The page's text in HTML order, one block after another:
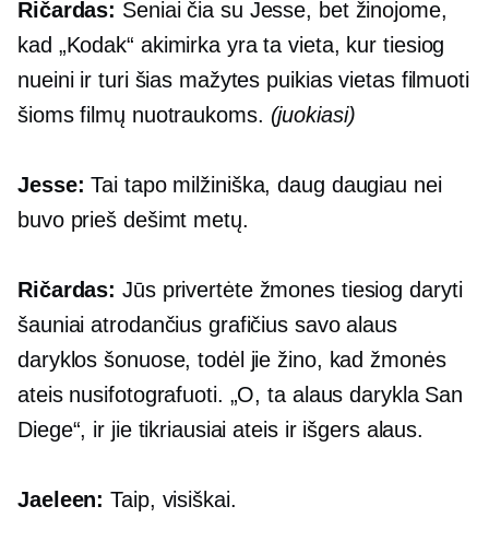
Ričardas: Seniai čia su Jesse, bet žinojome,
kad „Kodak“ akimirka yra ta vieta, kur tiesiog
nueini ir turi šias mažytes puikias vietas filmuoti
šioms filmų nuotraukoms. (juokiasi)
Jesse: Tai tapo milžiniška, daug daugiau nei
buvo prieš dešimt metų.
Ričardas: Jūs privertėte žmones tiesiog daryti
šauniai atrodančius grafičius savo alaus
daryklos šonuose, todėl jie žino, kad žmonės
ateis nusifotografuoti. „O, ta alaus darykla San
Diege“, ir jie tikriausiai ateis ir išgers alaus.
Jaeleen: Taip, visiškai.